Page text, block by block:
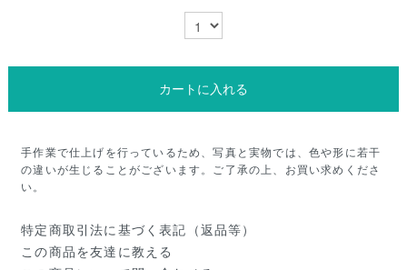
カートに入れる
手作業で仕上げを行っているため、写真と実物では、色や形に若干
の違いが生じることがございます。ご了承の上、お買い求めくださ
い。
特定商取引法に基づく表記（返品等）
この商品を友達に教える